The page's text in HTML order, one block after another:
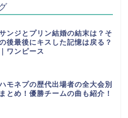
ンジとプリン結婚の結末は？そ
後最後にキスした記憶は戻る？
｜ワンピース
モネプの歴代出場者の全大会別
まとめ！優勝チームの曲も紹介！